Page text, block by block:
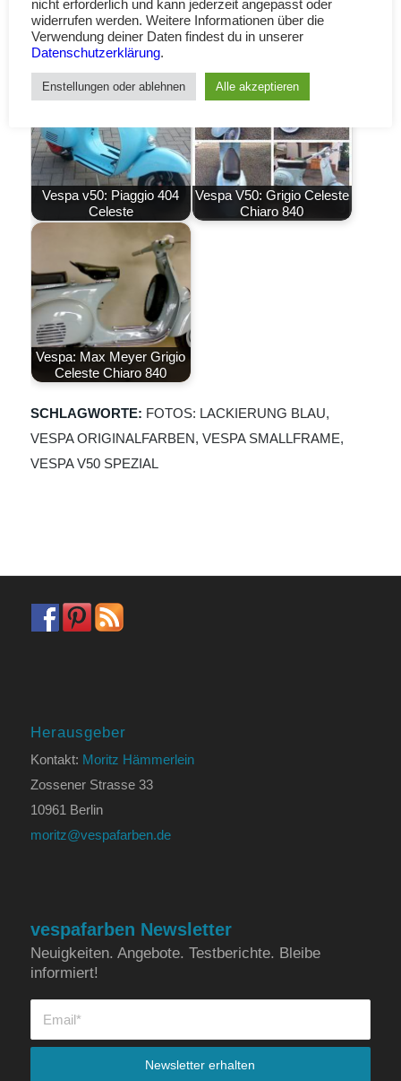
Vespa v50: Piaggio 404
Celeste
Vespa V50: Grigio Celeste
Chiaro 840
Vespa: Max Meyer Grigio
Celeste Chiaro 840
SCHLAGWORTE: FOTOS: LACKIERUNG BLAU,
VESPA ORIGINALFARBEN, VESPA SMALLFRAME,
VESPA V50 SPEZIAL
Herausgeber
Kontakt: Moritz Hämmerlein
Zossener Strasse 33
10961 Berlin
moritz@vespafarben.de
vespafarben Newsletter
Neuigkeiten. Angebote. Testberichte. Bleibe
informiert!
nicht erforderlich und kann jederzeit angepasst oder
widerrufen werden. Weitere Informationen über die
Verwendung deiner Daten findest du in unserer
Datenschutzerklärung.
Enstellungen oder ablehnen Alle akzeptieren